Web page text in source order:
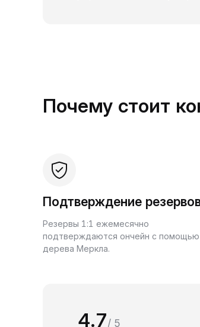
Почему стоит
Подтверждение
Резервы 1:1 ежемесячно
подтверждаются ончейн с помощью
дерева Меркла.
4.7/ 5